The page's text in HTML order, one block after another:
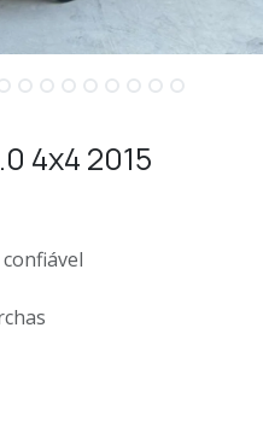
4x4 2015